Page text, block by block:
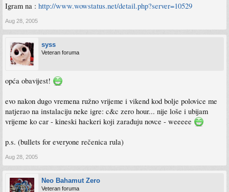
Igram na : http://www.wowstatus.net/detail.php?server=10529
Aug 28, 2005
syss
Veteran foruma
opća obavijest!
evo nakon dugo vremena ružno vrijeme i vikend kod bolje polovice me
natjerao na instalaciju neke igre: c&c zero hour... nije loše i ubijam
vrijeme ko car - kineski hackeri koji zarađuju novce - weeeee
p.s. (bullets for everyone rečenica rula)
Aug 28, 2005
Neo Bahamut Zero
Veteran foruma